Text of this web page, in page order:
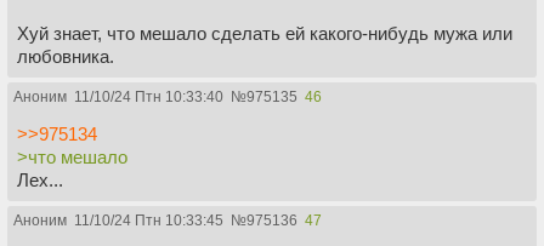
Хуй знает, что мешало сделать ей какого-нибудь мужа или
любовника.
Аноним 11/10/24 Птн 10:33:40 №975135 46
>>975134
>что мешало
Лех...
Аноним 11/10/24 Птн 10:33:45 №975136 47